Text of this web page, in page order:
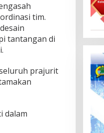
tim.
tantangan di
prajurit
dalam